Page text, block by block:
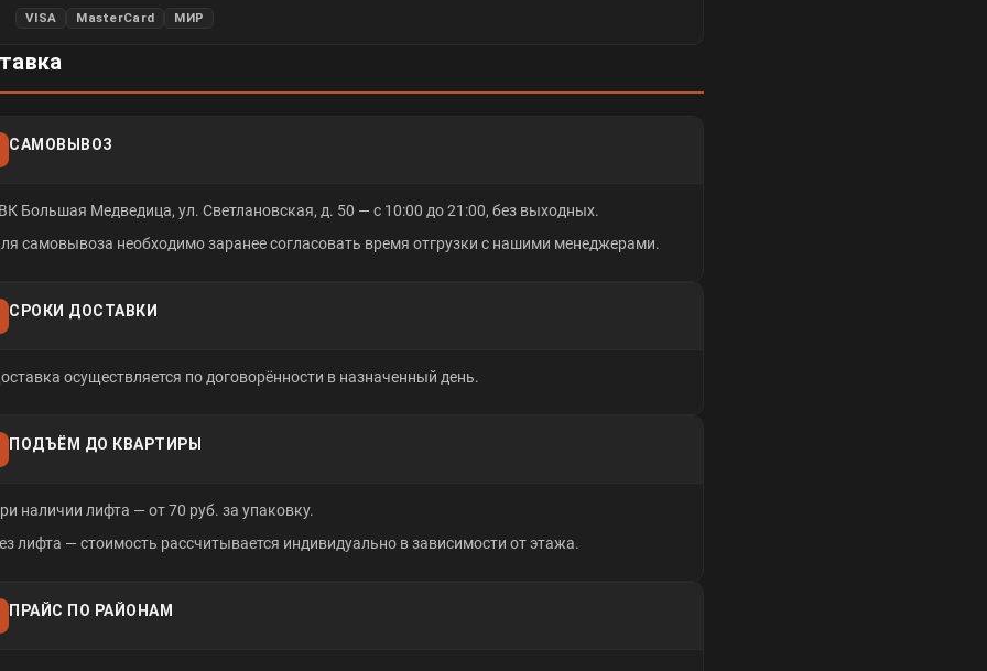
VISA MasterCard МИР
САМОВЫВОЗ
Большая Медведица, ул. Светлановская, д. 50 — с 10:00 до 21:00, без выходных.
самовывоза необходимо заранее согласовать время отгрузки с нашими менеджерами.
СРОКИ ДОСТАВКИ
осуществляется по договорённости в назначенный день.
ПОДЪЁМ ДО КВАРТИРЫ
наличии лифта — от 70 руб. за упаковку.
лифта — стоимость рассчитывается индивидуально в зависимости от этажа.
ПРАЙС ПО РАЙОНАМ